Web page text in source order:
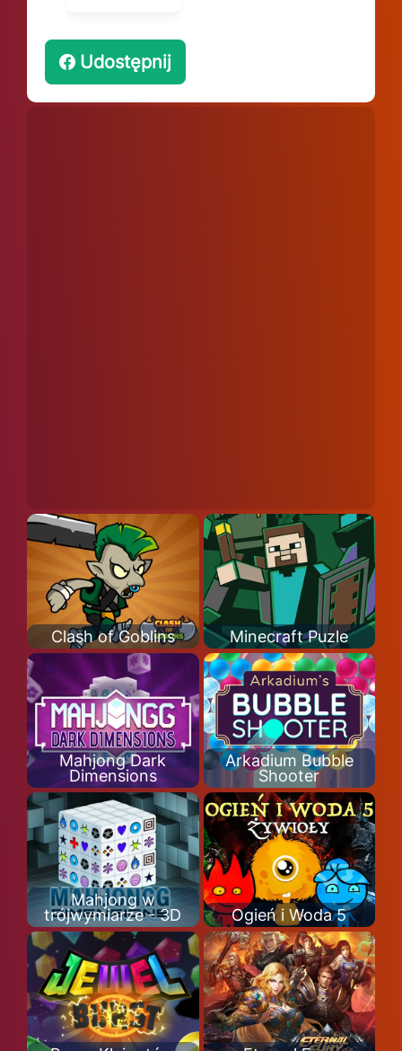
Udostępnij
Clash of Goblins Minecraft Puzle
Mahjong Dark
Dimensions
Arkadium Bubble
Shooter
Mahjong w
trójwymiarze - 3D
Ogień i Woda 5